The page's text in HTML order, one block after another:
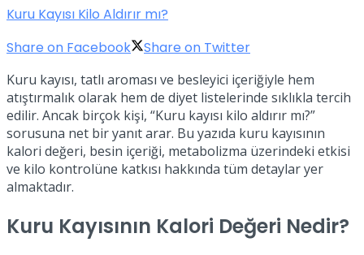
Kuru Kayısı Kilo Aldırır mı?
Share on Facebook
Share on Twitter
Kuru kayısı, tatlı aroması ve besleyici içeriğiyle hem
atıştırmalık olarak hem de diyet listelerinde sıklıkla tercih
edilir. Ancak birçok kişi, “Kuru kayısı kilo aldırır mı?”
sorusuna net bir yanıt arar. Bu yazıda kuru kayısının
kalori değeri, besin içeriği, metabolizma üzerindeki etkisi
ve kilo kontrolüne katkısı hakkında tüm detaylar yer
almaktadır.
Kuru Kayısının Kalori Değeri Nedir?